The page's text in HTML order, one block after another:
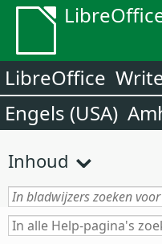
LibreOffice
Engels (USA)
Inhoud